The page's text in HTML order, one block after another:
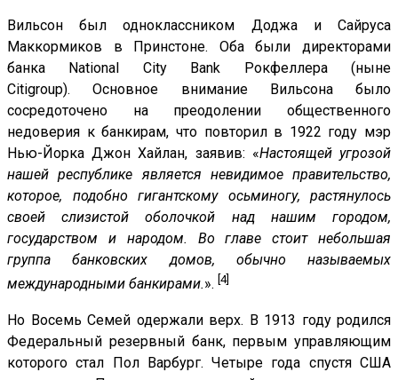
Вильсон был одноклассником Доджа и Сайруса
Маккормиков в Принстоне. Оба были директорами
банка National City Bank Рокфеллера (ныне
Citigroup). Основное внимание Вильсона было
сосредоточено на преодолении общественного
недоверия к банкирам, что повторил в 1922 году мэр
Нью-Йорка Джон Хайлан, заявив: «Настоящей угрозой
нашей республике является невидимое правительство,
которое, подобно гигантскому осьминогу, растянулось
своей слизистой оболочкой над нашим городом,
государством и народом. Во главе стоит небольшая
группа банковских домов, обычно называемых
международными банкирами.». [4]
Но Восемь Семей одержали верх. В 1913 году родился
Федеральный резервный банк, первым управляющим
которого стал Пол Варбург. Четыре года спустя США